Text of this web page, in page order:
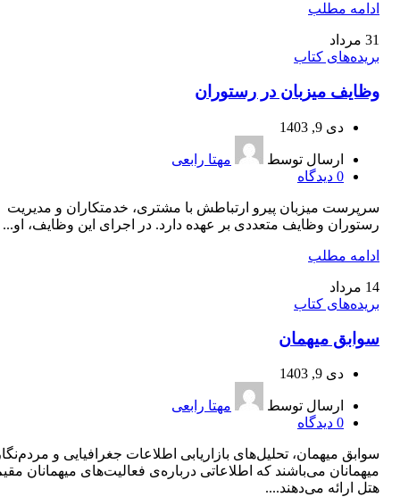
ادامه مطلب
31 مرداد
بریده‌های کتاب
وظایف میزبان در رستوران
دی 9, 1403
ارسال توسط
مهتا رابعی
0 دیدگاه
سرپرست میزبان پیرو ارتباطش با مشتری، خدمتکاران و مدیریت
رستوران وظایف متعددی بر عهده دارد. در اجرای این وظایف، او...
ادامه مطلب
14 مرداد
بریده‌های کتاب
سوابق میهمان
دی 9, 1403
ارسال توسط
مهتا رابعی
0 دیدگاه
سوابق میهمان، تحلیل‌های بازاریابی اطلاعات جغرافیایی و
میهمانان می‌باشند که اطلاعاتی درباره‌ی فعالیت‌های میهمانان
هتل ارائه می‌دهند....